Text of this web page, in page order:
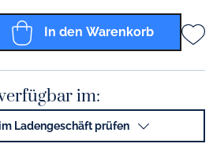
In den Warenkorb
im:
Ladengeschäft prüfen